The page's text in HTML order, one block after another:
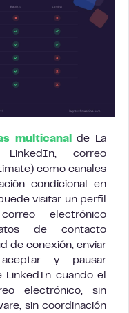
multicanal
de La
correo
como canales
condicional en
visitar un perfil
electrónico
de contacto
de conexión, enviar
y pausar
LinkedIn cuando el
electrónico, sin
sin coordinación